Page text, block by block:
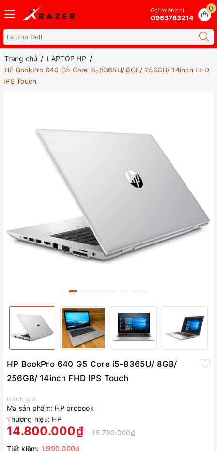
0
Gọi miễn phí
0963783214
Trang chủ
LAPTOP HP
HP BookPro 640 G5 Core i5-8365U/ 8GB/ 256GB/ 14inch FHD
IPS Touch
HP BookPro 640 G5 Core i5-8365U/ 8GB/
256GB/ 14inch FHD IPS Touch
Đánh giá
Mã sản phẩm: HP probook
Thương hiệu: HP
14.800.000₫
16.790.000₫
Tiết kiệm: 1.990.000₫